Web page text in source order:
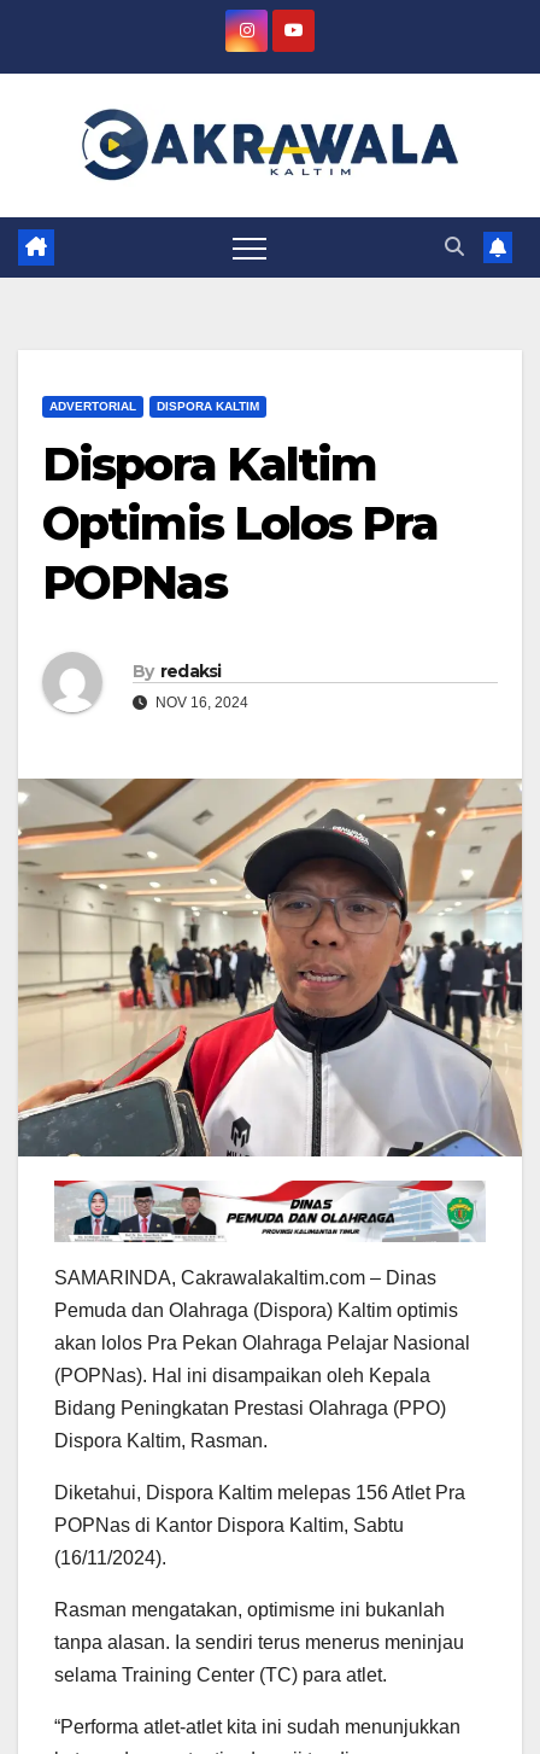
ADVERTORIAL DISPORA KALTIM
Dispora Kaltim
Optimis Lolos Pra
POPNas
By redaksi
NOV 16, 2024
SAMARINDA, Cakrawalakaltim.com – Dinas
Pemuda dan Olahraga (Dispora) Kaltim optimis
akan lolos Pra Pekan Olahraga Pelajar Nasional
(POPNas). Hal ini disampaikan oleh Kepala
Bidang Peningkatan Prestasi Olahraga (PPO)
Dispora Kaltim, Rasman.
Diketahui, Dispora Kaltim melepas 156 Atlet Pra
POPNas di Kantor Dispora Kaltim, Sabtu
(16/11/2024).
Rasman mengatakan, optimisme ini bukanlah
tanpa alasan. Ia sendiri terus menerus meninjau
selama Training Center (TC) para atlet.
“Performa atlet-atlet kita ini sudah menunjukkan